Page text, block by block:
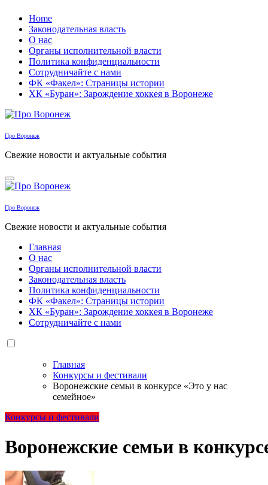
Перейти
содержанию
Home
Законодательная власть
О нас
Органы исполнительной власти
Политика конфиденциальности
Сотрудничайте с нами
ФК «Факел»: Страницы истории
ХК «Буран»: Зарождение хоккея в Воронеже
Про Воронеж
Свежие новости и актуальные события
Про Воронеж
Свежие новости и актуальные события
Главная
О нас
Органы исполнительной власти
Законодательная власть
Политика конфиденциальности
ФК «Факел»: Страницы истории
ХК «Буран»: Зарождение хоккея в Воронеже
Сотрудничайте с нами
Главная
Конкурсы и фестивали
Воронежские семьи в конкурсе «Это у нас
семейное»
Конкурсы и фестивали
Воронежские семьи в